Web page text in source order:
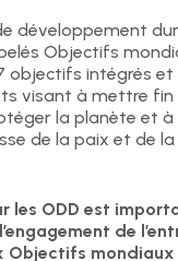
développement
Objectifs
objectifs intégrés et
visant à mettre fin
la planète et
de la paix et de
les ODD est
de
Objectifs